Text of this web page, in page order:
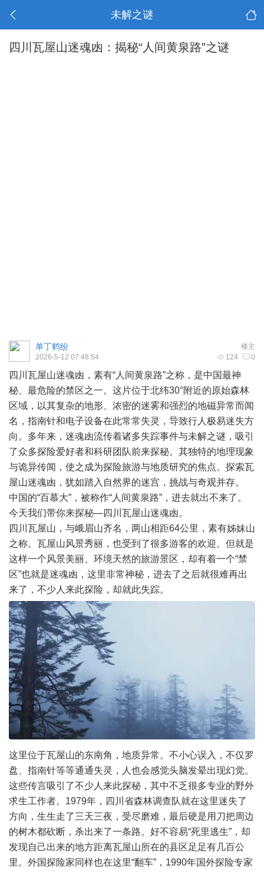
未解之谜
四川瓦屋山迷魂凼：揭秘“人间黄泉路”之谜
楼主
单丁鹤纷
124 0
2026-5-12 07:48:54
四川瓦屋山迷魂凼，素有“人间黄泉路”之称，是中国最神
秘、最危险的禁区之一。这片位于北纬30°附近的原始森林
区域，以其复杂的地形、浓密的迷雾和强烈的地磁异常而闻
名，指南针和电子设备在此常常失灵，导致行人极易迷失方
向。多年来，迷魂凼流传着诸多失踪事件与未解之谜，吸引
了众多探险爱好者和科研团队前来探秘。其独特的地理现象
与诡异传闻，使之成为探险旅游与地质研究的焦点。探索瓦
屋山迷魂凼，犹如踏入自然界的迷宫，挑战与奇观并存。
中国的“百慕大”，被称作“人间黄泉路”，进去就出不来了。
今天我们带你来探秘—四川瓦屋山迷魂凼。
四川瓦屋山，与峨眉山齐名，两山相距64公里，素有姊妹山
之称。瓦屋山风景秀丽，也受到了很多游客的欢迎。但就是
这样一个风景美丽、环境天然的旅游景区，却有着一个“禁
区”也就是迷魂凼，这里非常神秘，进去了之后就很难再出
来了，不少人来此探险，却就此失踪。
这里位于瓦屋山的东南角，地质异常。不小心误入，不仅罗
盘、指南针等等通通失灵，人也会感觉头脑发晕出现幻觉。
这些传言吸引了不少人来此探秘，其中不乏很多专业的野外
求生工作者。1979年，四川省森林调查队就在这里迷失了
方向，生生走了三天三夜，受尽磨难，最后硬是用刀把周边
的树木都砍断，杀出来了一条路。好不容易“死里逃生”，却
发现自己出来的地方距离瓦屋山所在的县区足足有几百公
里。外国探险家同样也在这里“翻车”，1990年国外探险专家